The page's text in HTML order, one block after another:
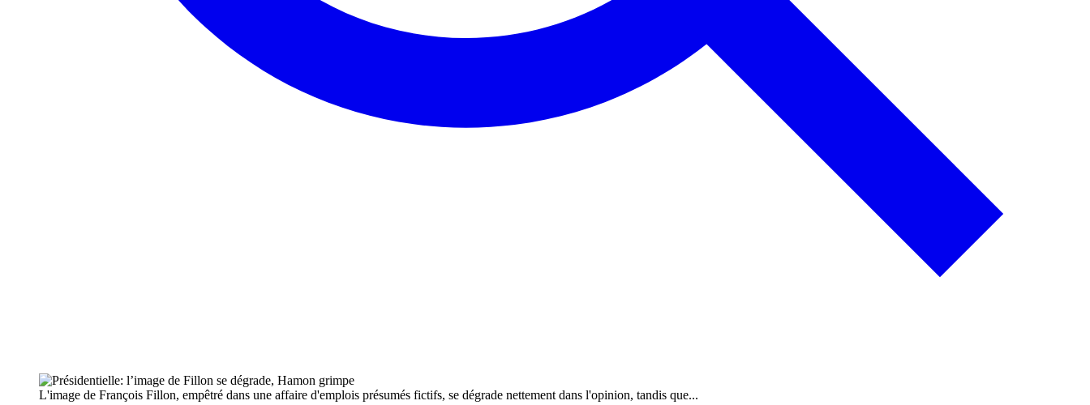
L'image de François Fillon, empêtré dans une affaire d'emplois présumés fictifs, se dégrade nettement dans l'opinion, tandis que...